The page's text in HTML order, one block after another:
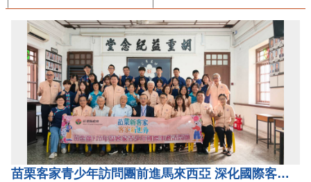
苗栗客家青少年訪問團前進馬來西亞 深化國際客家文化交流